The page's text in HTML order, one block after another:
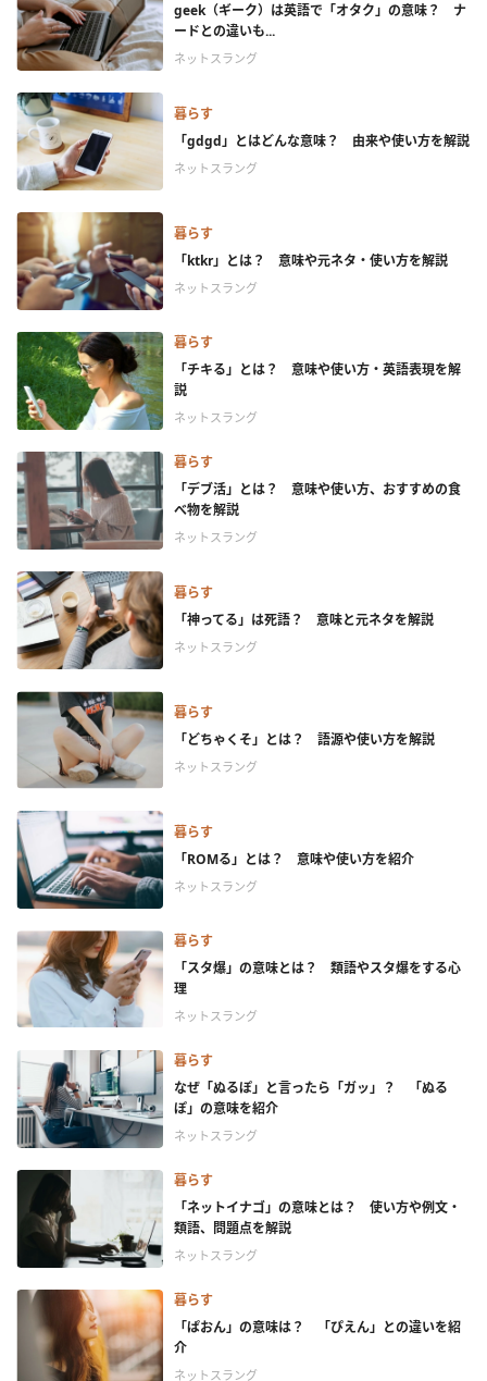
geek（ギーク）は英語で「オタク」の意味？ ナ
ードとの違いも...
ネットスラング
暮らす
「gdgd」とはどんな意味？ 由来や使い方を解説
ネットスラング
暮らす
「ktkr」とは？ 意味や元ネタ・使い方を解説
ネットスラング
暮らす
「チキる」とは？ 意味や使い方・英語表現を解
説
ネットスラング
暮らす
「デブ活」とは？ 意味や使い方、おすすめの食
べ物を解説
ネットスラング
暮らす
「神ってる」は死語？ 意味と元ネタを解説
ネットスラング
暮らす
「どちゃくそ」とは？ 語源や使い方を解説
ネットスラング
暮らす
「ROMる」とは？ 意味や使い方を紹介
ネットスラング
暮らす
「スタ爆」の意味とは？ 類語やスタ爆をする心
理
ネットスラング
暮らす
なぜ「ぬるぽ」と言ったら「ガッ」？ 「ぬる
ぽ」の意味を紹介
ネットスラング
暮らす
「ネットイナゴ」の意味とは？ 使い方や例文・
類語、問題点を解説
ネットスラング
暮らす
「ぱおん」の意味は？ 「ぴえん」との違いを紹
介
ネットスラング